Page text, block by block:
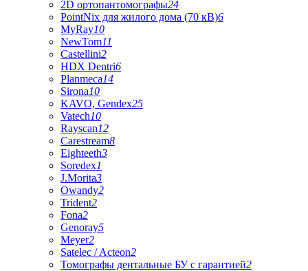
2D ортопантомографы24
PointNix для жилого дома (70 кВ)6
MyRay10
NewTom11
Castellini2
HDX Dentri6
Planmeca14
Sirona10
KAVO, Gendex25
Vatech10
Rayscan12
Carestream8
Eighteeth3
Soredex1
J.Morita3
Owandy2
Trident2
Fona2
Genoray5
Meyer2
Satelec / Acteon2
Томографы дентальные БУ с гарантией2